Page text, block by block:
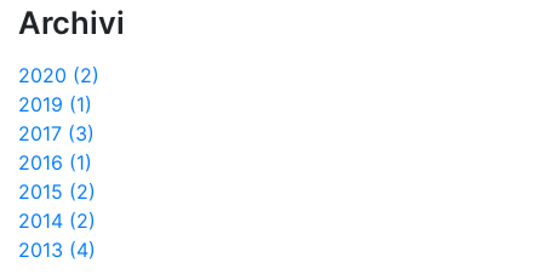
Archivi
2020 (2)
2019 (1)
2017 (3)
2016 (1)
2015 (2)
2014 (2)
2013 (4)